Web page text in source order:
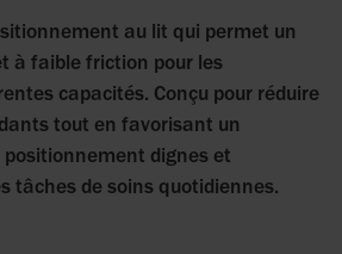
au lit qui permet un
à faible friction pour les
capacités. Conçu pour réduire
tout en favorisant un
dignes et
tâches de soins quotidiennes.